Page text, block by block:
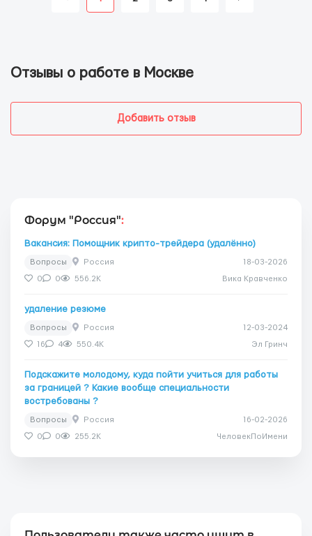
Отзывы о работе в Москве
Добавить отзыв
Форум "Россия":
Вакансия: Помощник крипто-трейдера (удалённо)
Вопросы Россия 18-03-2026
0 0 556.2K Вика Кравченко
удаление резюме
Вопросы Россия 12-03-2024
16 4 550.4K Эл Гринч
Подскажите молодому, куда пойти учиться для работы
за границей ? Какие вообще специальности
востребованы ?
Вопросы Россия 16-02-2026
0 0 255.2K ЧеловекПоИмени